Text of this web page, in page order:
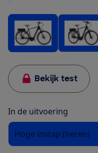
Bekijk test
In de uitvoering
Hoge instap (heren)